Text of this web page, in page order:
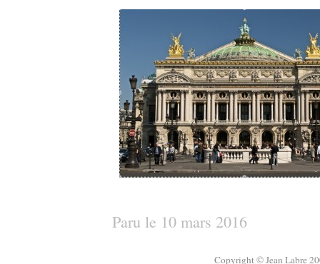
Paru le 10 mars 2016
Copyright © Jean Labre